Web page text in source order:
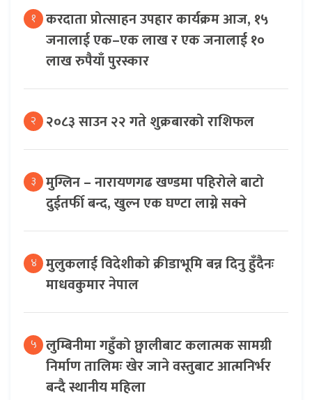
१ करदाता प्रोत्साहन उपहार कार्यक्रम आज, १५
जनालाई एक–एक लाख र एक जनालाई १०
लाख रुपैयाँ पुरस्कार
२ २०८३ साउन २२ गते शुक्रबारको राशिफल
३ मुग्लिन – नारायणगढ खण्डमा पहिरोले बाटो
दुईतर्फी बन्द, खुल्न एक घण्टा लाग्ने सक्ने
४ मुलुकलाई विदेशीको क्रीडाभूमि बन्न दिनु हुँदैनः
माधवकुमार नेपाल
५ लुम्बिनीमा गहुँको छ्वालीबाट कलात्मक सामग्री
निर्माण तालिमः खेर जाने वस्तुबाट आत्मनिर्भर
बन्दै स्थानीय महिला